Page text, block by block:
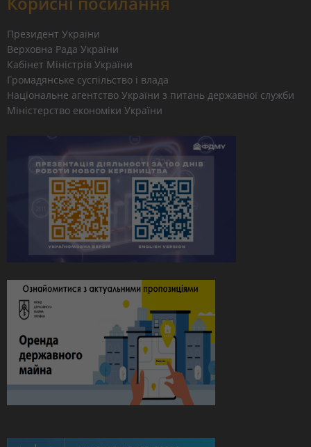
Президент України
Верховна Рада України
Кабінет Міністрів України
Громадянське суспільство і влада
Національне агентство України з питань державної служби
Міністерство економіки України